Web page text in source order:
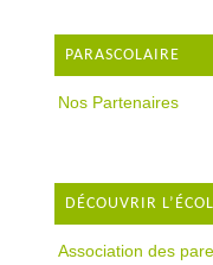
PARASCOLAIRE
Nos Partenaires
DÉCOUVRIR
Association des